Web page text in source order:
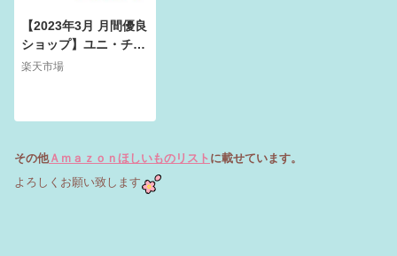
【2023年3月 月間優良
ショップ】ユニ・チャ
ーム デオトイレ 飛
個セット 猫砂 ネコ
インが変更となる場合
がございます 45206
楽天市場
その他Ａｍａｚｏｎほしいものリスト に載せています。
よろしくお願い致します